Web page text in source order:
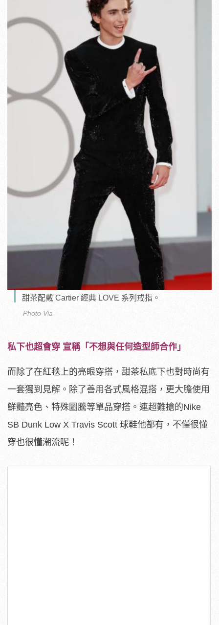
甜茶配戴 Cartier 經典 LOVE 系列戒指。
Photo Via
私下也超會穿 宣稱「不想與任何造型師合作」
而除了在紅毯上的亮眼穿搭，甜茶私底下也對時尚有
一套獨到見解。除了善用各式風格混搭，更大膽使用
鮮豔亮色、特殊圖騰等單品穿搭。連超難搶的Nike
SB Dunk Low X Travis Scott 球鞋他都有，不僅很懂
穿也很懂潮流呢！